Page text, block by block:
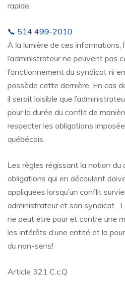
rapide.
📞 514 499-2010
À la lumière de ces informations,
l’administrateur ne peuvent pas
fonctionnement du syndicat ni
possède cette dernière. En cas
il serait loisible que
pour la durée du conflit de
respecter les obligations
québécois.
Les règles régissant la notion du
obligations qui en découlent
appliquées lorsqu’un conflit
administrateur et son syndicat.
ne peut être pour et contre une
les intérêts d’une entité et la
du non-sens!
Article 321 C.c.Q